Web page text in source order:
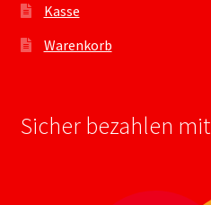
Kasse
Warenkorb
Sicher bezahlen mit